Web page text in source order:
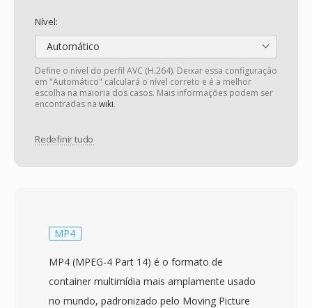
Nível:
Automático
Define o nível do perfil AVC (H.264). Deixar essa configuração
em "Automático" calculará o nível correto e é a melhor
escolha na maioria dos casos. Mais informações podem ser
encontradas na wiki.
Redefinir tudo
MP4
MP4 (MPEG-4 Part 14) é o formato de
container multimídia mais amplamente usado
no mundo, padronizado pelo Moving Picture